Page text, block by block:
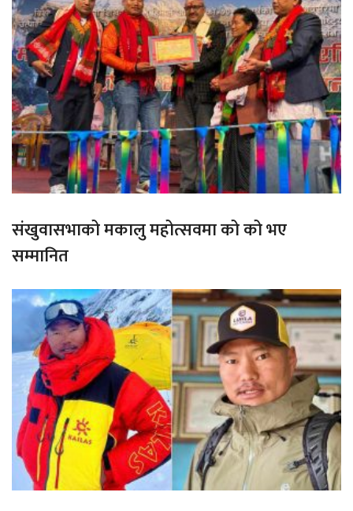
संखुवासभाको मकालु महोत्सवमा को को भए
सम्मानित